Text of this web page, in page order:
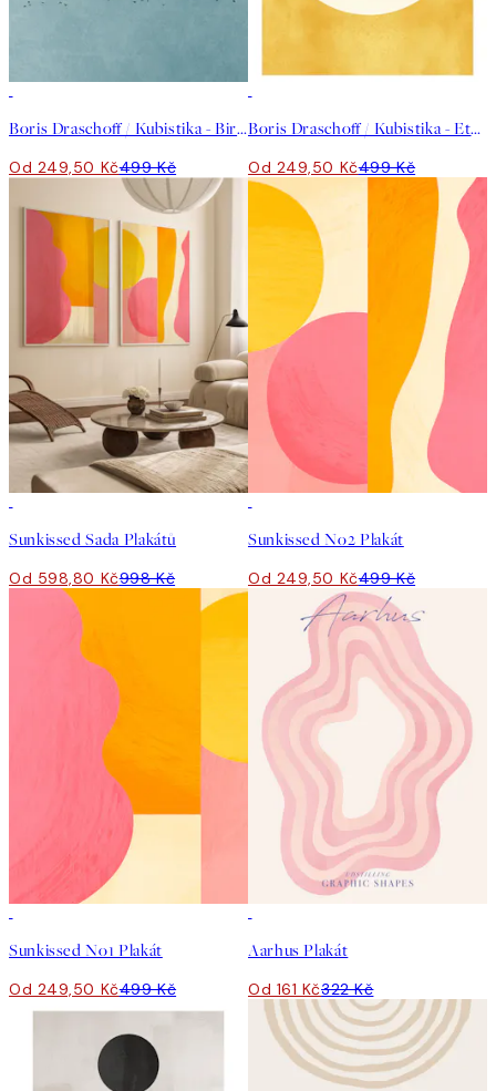
Boris Draschoff / Kubistika - Birds Fly Away Plakát
Od 249,50 Kč499 Kč
Boris Draschoff / Kubistika - Eternal Sunshine Plakát
Od 249,50 Kč499 Kč
Sunkissed Sada Plakátů
Od 598,80 Kč998 Kč
Sunkissed No2 Plakát
Od 249,50 Kč499 Kč
Sunkissed No1 Plakát
Od 249,50 Kč499 Kč
Aarhus Plakát
Od 161 Kč322 Kč